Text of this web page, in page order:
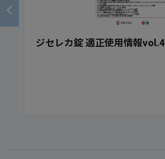
ジセレカ錠 適正使用情報vol.4